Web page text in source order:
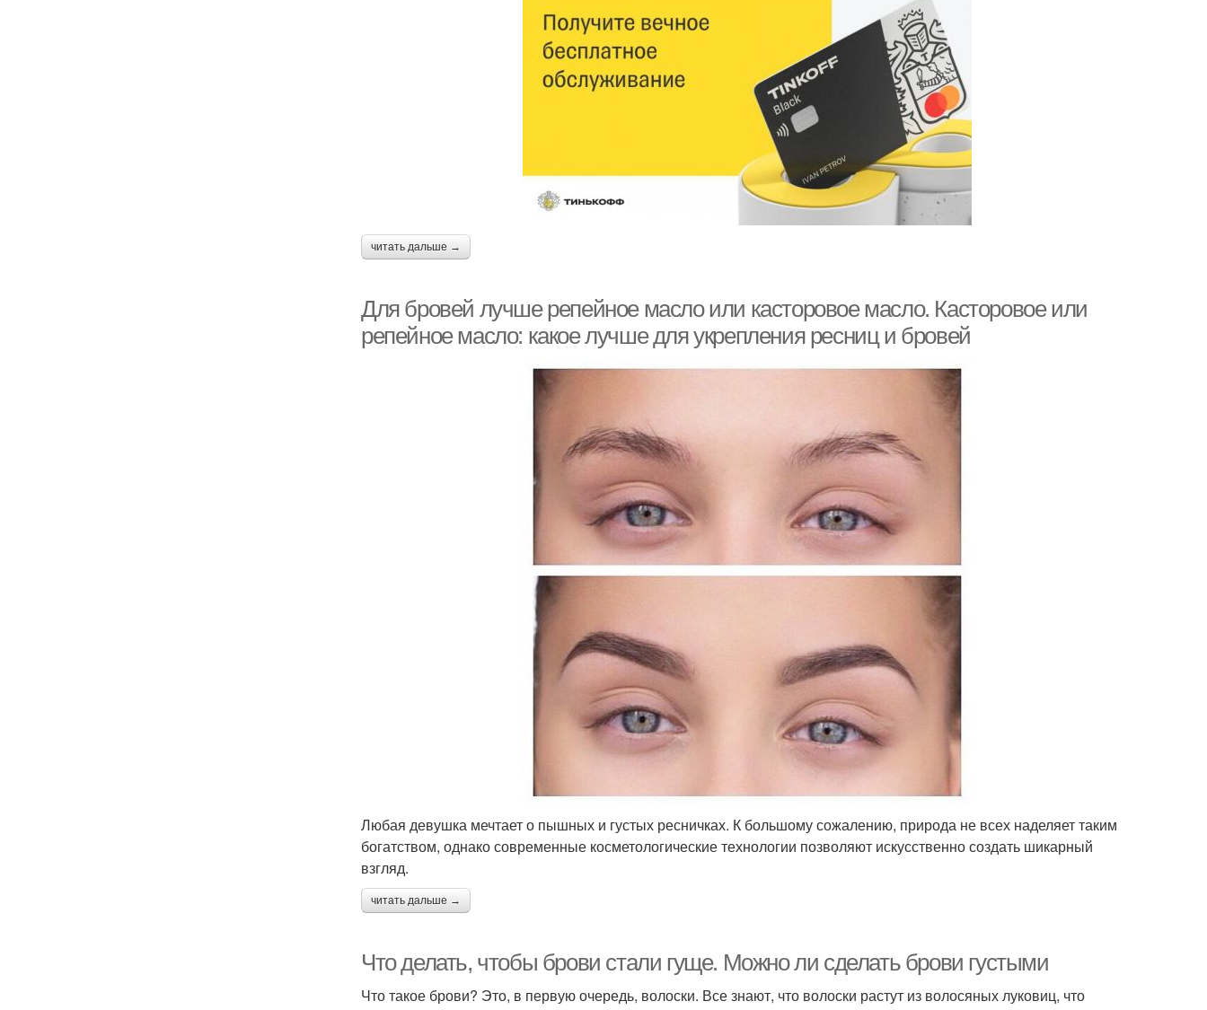
читать дальше →
Для бровей лучше репейное масло или касторовое масло. Касторовое или
репейное масло: какое лучше для укрепления ресниц и бровей
Любая девушка мечтает о пышных и густых ресничках. К большому сожалению, природа не всех наделяет таким
богатством, однако современные косметологические технологии позволяют искусственно создать шикарный
взгляд.
читать дальше →
Что делать, чтобы брови стали гуще. Можно ли сделать брови густыми
Что такое брови? Это, в первую очередь, волоски. Все знают, что волоски растут из волосяных луковиц, что